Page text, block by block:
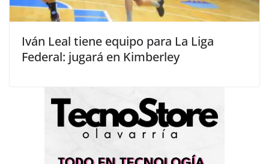
Iván Leal tiene equipo para La Liga
Federal: jugará en Kimberley